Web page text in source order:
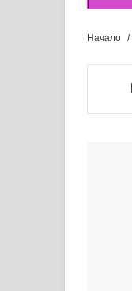
Начало /